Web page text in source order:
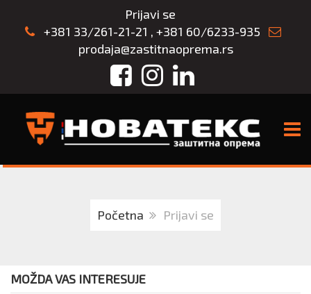
Prijavi se
+381 33/261-21-21 , +381 60/6233-935
prodaja@zastitnaoprema.rs
FacebookInstagram
LinkedIn
Početna Prijavi se
MOŽDA VAS INTERESUJE